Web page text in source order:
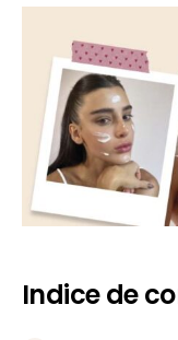
Indice de